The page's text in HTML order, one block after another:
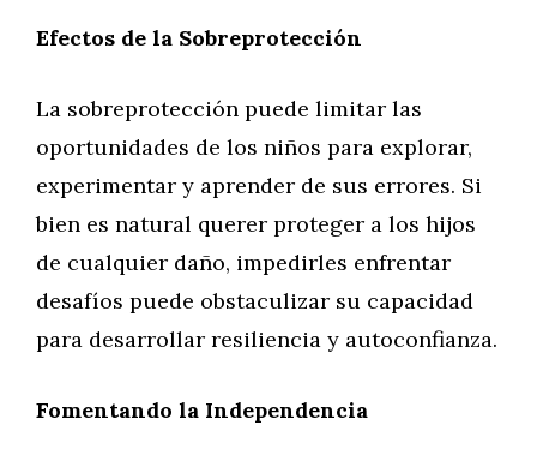
Efectos de la Sobreprotección
La sobreprotección puede limitar las
oportunidades de los niños para explorar,
experimentar y aprender de sus errores. Si
bien es natural querer proteger a los hijos
de cualquier daño, impedirles enfrentar
desafíos puede obstaculizar su capacidad
para desarrollar resiliencia y autoconfianza.
Fomentando la Independencia